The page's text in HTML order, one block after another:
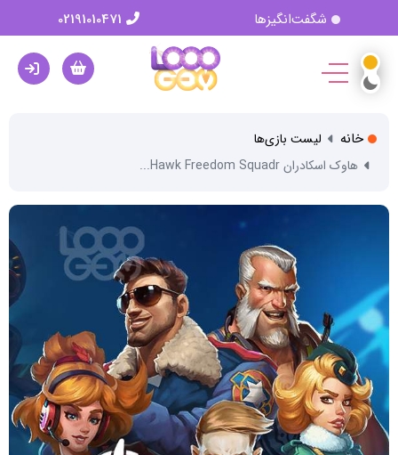
شگفت‌انگیزها
خانه
لیست بازی‌ها
هاوک اسکادران Hawk Freedom Squadr...